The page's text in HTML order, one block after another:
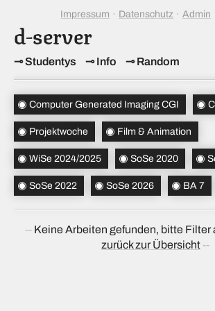
d-server
Studentys Info Random
Impressum Datenschutz Admin
Topics(4)
Studiensemester(5)
Bachelorsemester(2)
Sortierung(↝ zufällig)
Computer Generated Imaging CGI
Projektwoche Film & Animation
WiSe 2024/2025 SoSe 2020
SoSe 2022 SoSe 2026 BA 7
Keine Arbeiten gefunden, bitte Filter
zurück zur Übersicht